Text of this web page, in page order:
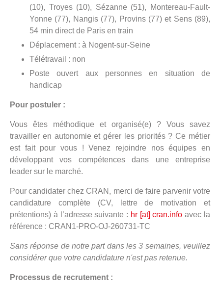
(10), Troyes (10), Sézanne (51), Montereau-Fault-
Yonne (77), Nangis (77), Provins (77) et Sens (89),
54 min direct de Paris en train
Déplacement : à Nogent-sur-Seine
Télétravail : non
Poste ouvert aux personnes en situation de
handicap
Pour postuler :
Vous êtes méthodique et organisé(e) ? Vous savez
travailler en autonomie et gérer les priorités ? Ce métier
est fait pour vous ! Venez rejoindre nos équipes en
développant vos compétences dans une entreprise
leader sur le marché.
Pour candidater chez CRAN, merci de faire parvenir votre
candidature complète (CV, lettre de motivation et
prétentions) à l’adresse suivante : hr [at] cran.info avec la
référence : CRAN1-PRO-OJ-260731-TC
Sans réponse de notre part dans les 3 semaines, veuillez
considérer que votre candidature n'est pas retenue.
Processus de recrutement :